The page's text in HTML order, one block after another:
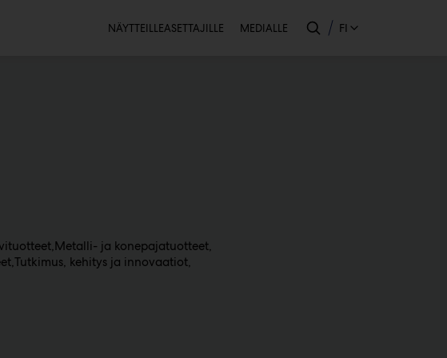
Toissijainen
NÄYTTEILLEASETTAJILLE MEDIALLE FI
Metalli- ja konepajatuotteet
Tutkimus, kehitys ja innovaatiot